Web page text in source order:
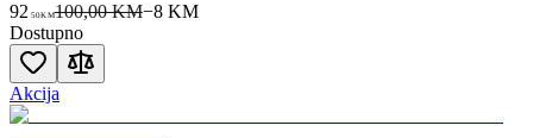
92 50KM100,00 KM−8KM
Dostupno
Akcija